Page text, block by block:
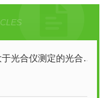
合仪测定的光合速率